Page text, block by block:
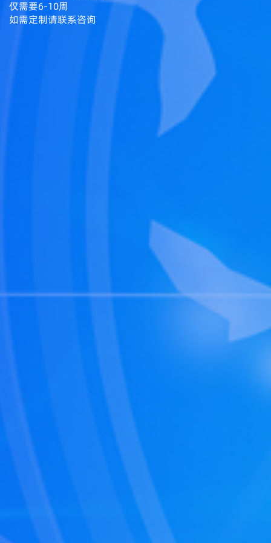
仅需要6-10周
如需定制请联系咨询